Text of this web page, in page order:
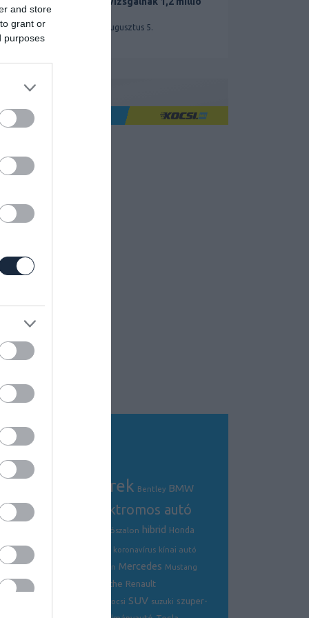
and store
grant or
purposes
2026. augusztus 5.
Ha jó élményre utazol
Tagfelhő
autós hírek Bentley BMW
crossover elektromos autó
genfi autószalon hibrid Honda
hyundai koronavírus kínai autó
Lamborghini McLaren Mercedes Mustang
Nissan Porsche Renault
sportkocsi SUV suzuki szuper-